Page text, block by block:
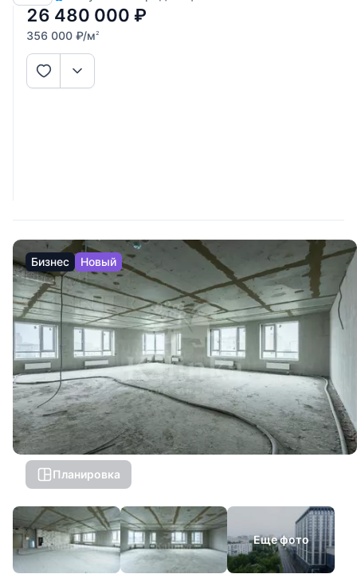
открывает захватывающий
26 480 000 ₽
356 000 ₽/м2
Бизнес Новый
Планировка
Еще фото